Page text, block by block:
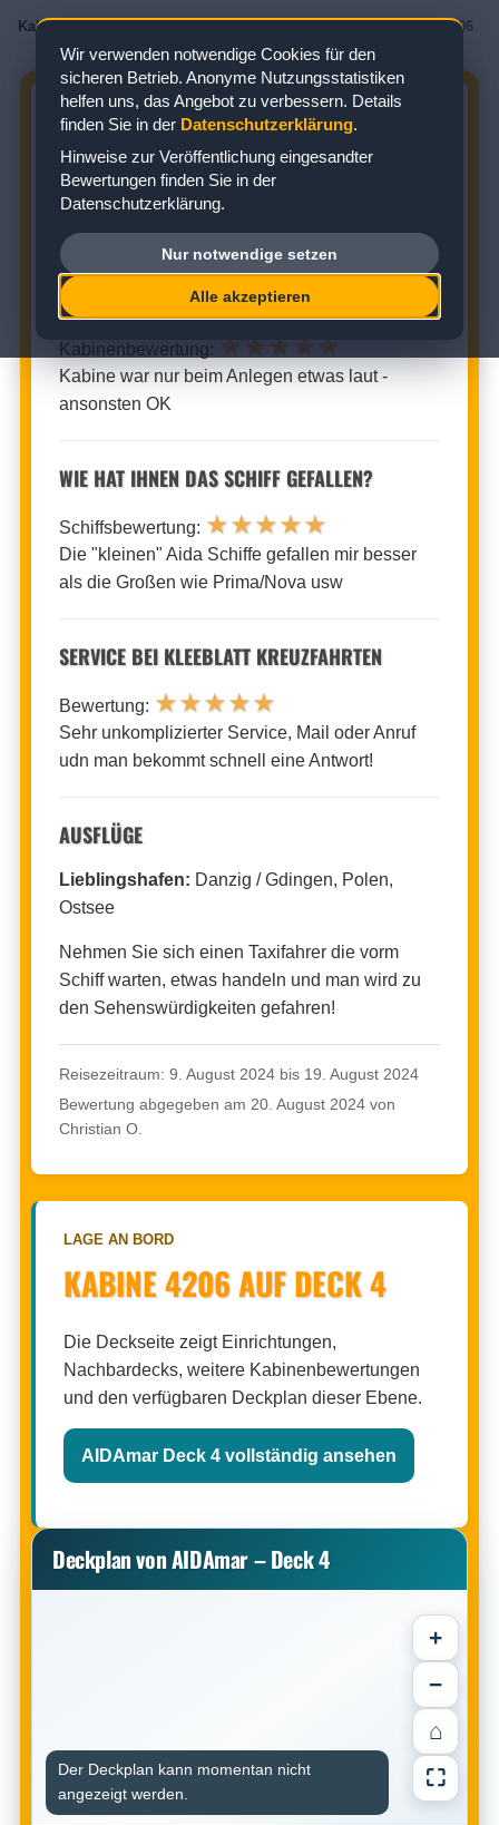
Kabinenbewertungen Kabine 4206
AIDAMAR KABINE 4206:
BEWERTUNG ZUR
MEERBLICKKABINE
Zielgebiet: Ostsee
MEERBLICKKABINE (KABINENNUMMER: 4206)
Kabinenbewertung: ★ ★ ★ ★ ★
Kabine war nur beim Anlegen etwas laut -
ansonsten OK
WIE HAT IHNEN DAS SCHIFF GEFALLEN?
Schiffsbewertung: ★★★★★
Die "kleinen" Aida Schiffe gefallen mir besser
als die Großen wie Prima/Nova usw
SERVICE BEI KLEEBLATT KREUZFAHRTEN
Bewertung: ★★★★★
Sehr unkomplizierter Service, Mail oder Anruf
udn man bekommt schnell eine Antwort!
AUSFLÜGE
Lieblingshafen: Danzig / Gdingen, Polen,
Ostsee
Nehmen Sie sich einen Taxifahrer die vorm
Schiff warten, etwas handeln und man wird zu
den Sehenswürdigkeiten gefahren!
Reisezeitraum: 9. August 2024 bis 19. August 2024
Bewertung abgegeben am 20. August 2024 von
Christian O.
LAGE AN BORD
KABINE 4206 AUF DECK 4
Die Deckseite zeigt Einrichtungen,
Nachbardecks, weitere Kabinenbewertungen
und den verfügbaren Deckplan dieser Ebene.
AIDAmar Deck 4 vollständig ansehen
Deckplan von AIDAmar – Deck 4
+
−
⌂
⛶
Der Deckplan kann momentan nicht
angezeigt werden.
Wir verwenden notwendige Cookies für den
sicheren Betrieb. Anonyme Nutzungsstatistiken
helfen uns, das Angebot zu verbessern. Details
finden Sie in der Datenschutzerklärung.
Hinweise zur Veröffentlichung eingesandter
Bewertungen finden Sie in der
Datenschutzerklärung.
Nur notwendige setzen
Alle akzeptieren